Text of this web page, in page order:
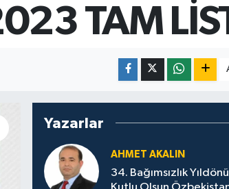
BİST100
14.598,00TAM
Yazarlar
AHMET AKALIN
34. Bağımsızlık